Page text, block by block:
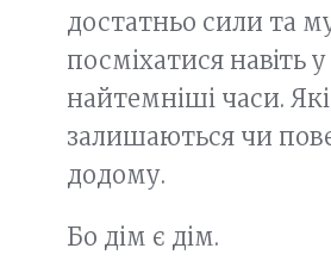
достатньо сили та
посміхатися навіть у
найтемніші часи. Які
залишаються чи
додому.
Бо дім є дім.